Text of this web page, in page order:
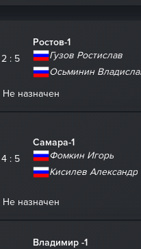
2 : 5
Ростов-1
Гузов Ростислав
Осьминин
Не назначен
4 : 5
Самара-1
Фомкин Игорь
Кисилев Александр
Не назначен
Владимир -1